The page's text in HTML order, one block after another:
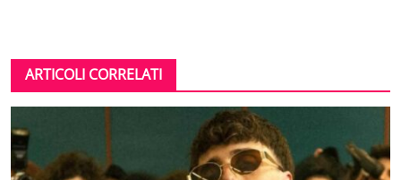
ARTICOLI CORRELATI